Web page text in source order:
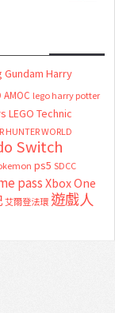
Gundam Harry
AMOC lego harry potter
LEGO Technic
HUNTER WORLD
Switch
ps5 SDCC
passXbox One
艾爾登法環 遊戲人